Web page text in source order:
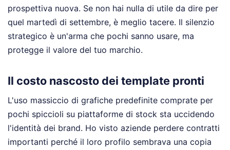
prospettiva nuova. Se non hai nulla di utile da dire per
quel martedì di settembre, è meglio tacere. Il silenzio
strategico è un'arma che pochi sanno usare, ma
protegge il valore del tuo marchio.
Il costo nascosto dei template pronti
L'uso massiccio di grafiche predefinite comprate per
pochi spiccioli su piattaforme di stock sta uccidendo
l'identità dei brand. Ho visto aziende perdere contratti
importanti perché il loro profilo sembrava una copia